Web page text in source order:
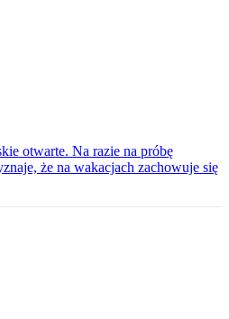
otwarte. Na razie na próbę
że na wakacjach zachowuje się